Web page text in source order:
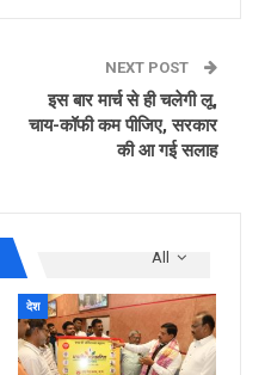
NEXT POST
इस बार मार्च से ही चलेगी लू,
चाय-कॉफी कम पीजिए, सरकार
की आ गई सलाह
All
देश